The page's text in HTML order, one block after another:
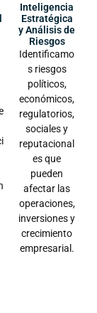
Inteligencia
Estratégica
y Análisis de
Riesgos
Identificamo
s riesgos
políticos,
económicos,
regulatorios,
sociales y
reputacional
es que
pueden
afectar las
operaciones,
inversiones y
crecimiento
empresarial.